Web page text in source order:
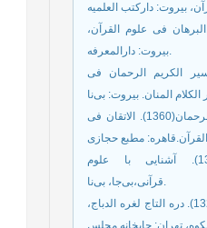
فی علوم القرآن،
بیروت: دارالمعرفه.
الکریم الرحمان فی
سیوطی،جلال الدین عبدالرحمان(1360). الاتقان فی
شاکر، محمدکاظم(1386). آشنایی با علوم
قرآنی،بی‌جا، بی‌نا.
شیرازی، قطب الدین.(1320). دره التاج لغره الدباج،